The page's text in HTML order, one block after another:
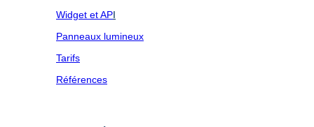
Widget et API
Panneaux lumineux
Tarifs
Références